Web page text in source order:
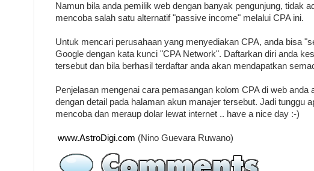
Namun bila anda pemilik web dengan banyak pengunjung, tidak
mencoba salah satu alternatif "passive income" melalui CPA ini.
Untuk mencari perusahaan yang menyediakan CPA, anda bisa
Google dengan kata kunci "CPA Network". Daftarkan diri anda
tersebut dan bila berhasil terdaftar anda akan mendapatkan
Penjelasan mengenai cara pemasangan kolom CPA di web anda
dengan detail pada halaman akun manajer tersebut. Jadi tunggu
mencoba dan meraup dolar lewat internet .. have a nice day :-)
www.AstroDigi.com (Nino Guevara Ruwano)